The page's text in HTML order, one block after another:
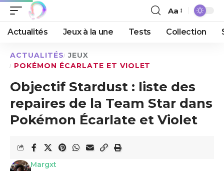
Aa
Actualités Jeux à la une Tests Collection
ACTUALITÉS JEUX
POKÉMON ÉCARLATE ET VIOLET
Objectif Stardust : liste des
repaires de la Team Star dans
Pokémon Écarlate et Violet
Margxt